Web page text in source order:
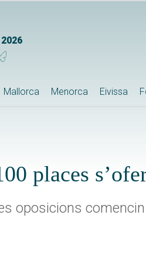
Mallorca Menorca Eivissa
places
oposicions